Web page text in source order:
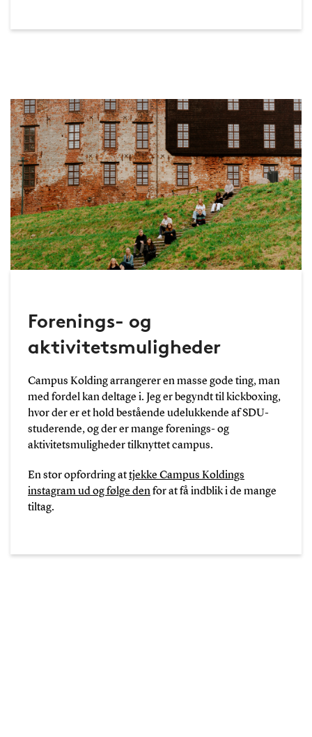
Forenings- og
aktivitetsmuligheder
Campus Kolding arrangerer en masse gode ting, man
med fordel kan deltage i. Jeg er begyndt til kickboxing,
hvor der er et hold bestående udelukkende af SDU-
studerende, og der er mange forenings- og
aktivitetsmuligheder tilknyttet campus.
En stor opfordring attjekke Campus Koldings
instagram ud og følge denfor at få indblik i de mange
tiltag.